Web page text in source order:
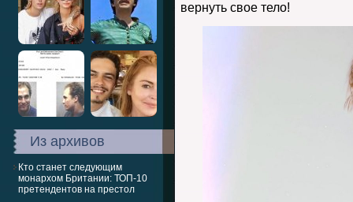
Из архивов
Кто станет следующим
монархом Британии: ТОП-10
претендентов на престол
вернуть свое тело!